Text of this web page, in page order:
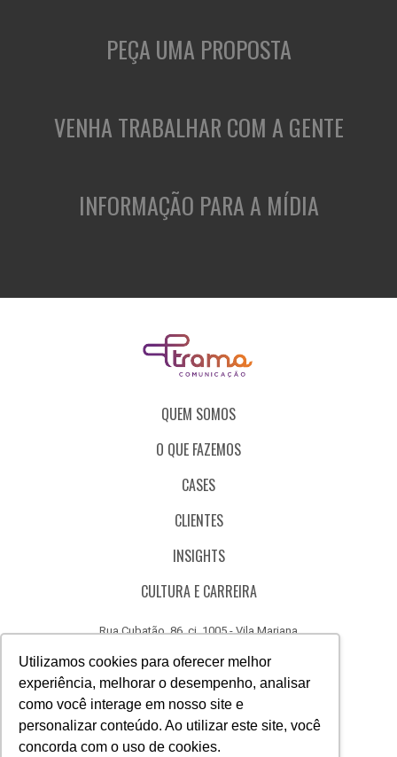
Utilizamos cookies para oferecer melhor
experiência, melhorar o desempenho, analisar
como você interage em nosso site e
personalizar conteúdo. Ao utilizar este site, você
concorda com o uso de cookies.
PEÇA UMA PROPOSTA
VENHA TRABALHAR COM A GENTE
INFORMAÇÃO PARA A MÍDIA
QUEM SOMOS
O QUE FAZEMOS
CASES
CLIENTES
INSIGHTS
CULTURA E CARREIRA
Rua Cubatão, 86, cj. 1005 - Vila Mariana
CÓDIGO DE ÉTICA
CANAL DE DENÚNCIAS